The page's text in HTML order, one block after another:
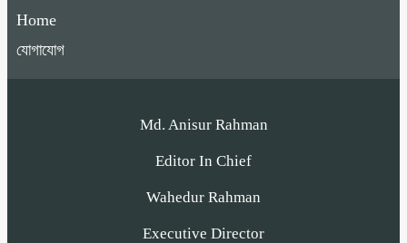
Home
যোগাযোগ
Md. Anisur Rahman
Editor In Chief
Wahedur Rahman
Executive Director